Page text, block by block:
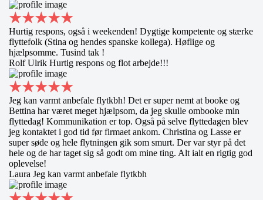
Hurtig respons, også i weekenden! Dygtige kompetente og stærke
flyttefolk (Stina og hendes spanske kollega). Høflige og
hjælpsomme. Tusind tak !
Rolf Ulrik Hurtig respons og flot arbejde!!!
Jeg kan varmt anbefale flytkbh! Det er super nemt at booke og
Bettina har været meget hjælpsom, da jeg skulle ombooke min
flyttedag! Kommunikation er top. Også på selve flyttedagen blev
jeg kontaktet i god tid før firmaet ankom. Christina og Lasse er
super søde og hele flytningen gik som smurt. Der var styr på det
hele og de har taget sig så godt om mine ting. Alt ialt en rigtig god
oplevelse!
Laura Jeg kan varmt anbefale flytkbh